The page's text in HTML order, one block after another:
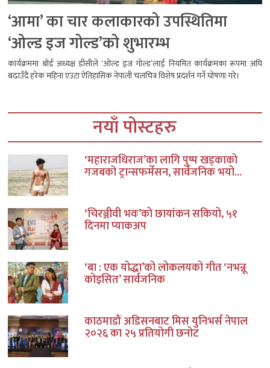
‘आमा’ का चार कलाकारको उपस्थितिमा
‘ओल्ड इज गोल्ड’को शुभारम्भ
कार्यक्रममा बोर्ड अध्यक्ष डीसीले ‘ओल्ड इज गोल्ड’लाई नियमित कार्यक्रमका रूपमा अघि
बढाउँदै हरेक महिना एउटा ऐतिहासिक नेपाली चलचित्र विशेष प्रदर्शन गर्ने घोषणा गरे।
नयाँ पोस्टहरु
‘महाराजधिराज’का लागि पुष्प खड्काको
गजबको ट्रान्सफर्मेसन, सार्वजनिक भयो...
‘चिरञ्जीवी भवः’को छायांकन सकियो, ५१
दिनमा प्याकअप
‘बा : एक योद्धा’को लोकलयको गीत ‘नभन्नू
कोइसित’ सार्वजनिक
काठमाडौं अडिसनबाट मिस युनिभर्स नेपाल
२०२६ का २५ प्रतियोगी छनोट